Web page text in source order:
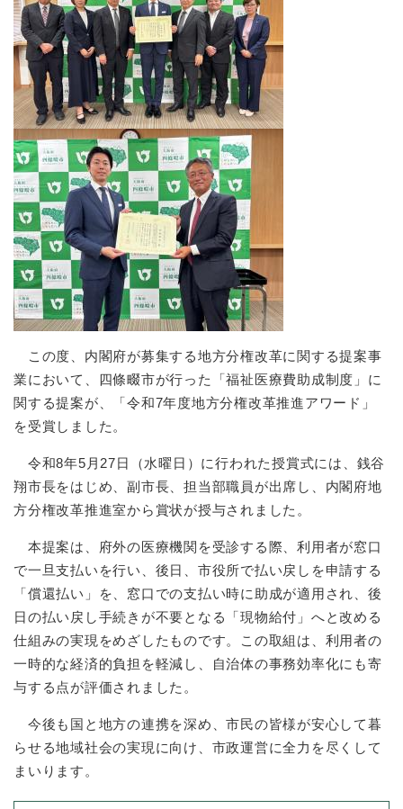
防災・安全
防
災
・
安
全
の
メ
ニ
ュ
ー
を
ひ
ら
く
子育て・教育
子
育
て
・
教
育
の
メ
ニ
ュ
ー
を
ひ
く
健康・医療・福祉
健
康
・
医
療
・
祉
の
メ
ニ
ュ
を
く
スポーツ・文化
ス
ポ
ー
ツ
・
文
の
メ
ニ
ひ
ら
く
まちづくり・環境
ま
ち
づ
く
り
・
環
メ
ニ
ー
ひ
ら
く
し
ご
・
の
メ
ニ
ー
を
ひ
ら
く
市政情報
情
報
の
メ
ュ
ー
を
ら
く
この度、内閣府が募集する地方分権改革に関する提案事
業において、四條畷市が行った「福祉医療費助成制度」に
関する提案が、「令和7年度地方分権改革推進アワード」
を受賞しました。
令和8年5月27日（水曜日）に行われた授賞式には、銭谷
翔市長をはじめ、副市長、担当部職員が出席し、内閣府地
方分権改革推進室から賞状が授与されました。
本提案は、府外の医療機関を受診する際、利用者が窓口
で一旦支払いを行い、後日、市役所で払い戻しを申請する
「償還払い」を、窓口での支払い時に助成が適用され、後
日の払い戻し手続きが不要となる「現物給付」へと改める
仕組みの実現をめざしたものです。この取組は、利用者の
一時的な経済的負担を軽減し、自治体の事務効率化にも寄
与する点が評価されました。
今後も国と地方の連携を深め、市民の皆様が安心して暮
らせる地域社会の実現に向け、市政運営に全力を尽くして
まいります。